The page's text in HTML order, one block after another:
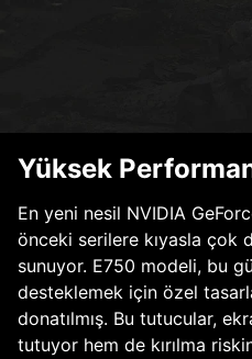
Yüksek
En yeni nesil NVIDIA
önceki serilere kıyasla çok
sunuyor. E750 modeli, bu
desteklemek için özel
donatılmış. Bu tutucular,
tutuyor hem de kırılma